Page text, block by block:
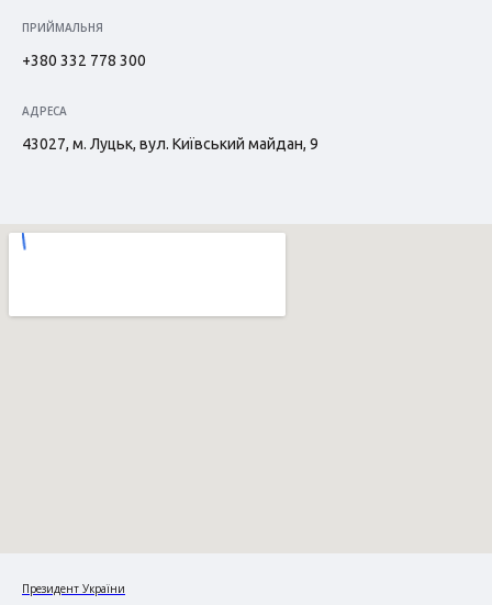
ПРИЙМАЛЬНЯ
+380 332 778 300
АДРЕСА
43027, м. Луцьк, вул. Київський майдан, 9
Президент України